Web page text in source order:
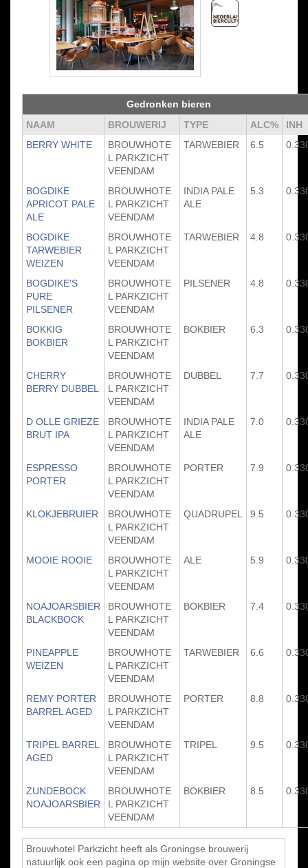
Gedronken bieren
NAAM
BROUWERIJ TYPE ALC%
INH
BERRY WHITE
BROUWHOTE
L PARKZICHT
VEENDAM
TARWEBIER 6.5
BOGDIKE
APRICOT PALE
ALE
BROUWHOTE
L PARKZICHT
VEENDAM
INDIA PALE
ALE
5.3
BOGDIKE
TARWEBIER
WEIZEN
BROUWHOTE
L PARKZICHT
VEENDAM
TARWEBIER 4.8
BOGDIKE'S
PURE
PILSENER
BROUWHOTE
L PARKZICHT
VEENDAM
PILSENER 4.8
BOKKIG
BOKBIER
BROUWHOTE
L PARKZICHT
VEENDAM
BOKBIER 6.3
CHERRY
BERRY DUBBEL
BROUWHOTE
L PARKZICHT
VEENDAM
DUBBEL 7.7
D OLLE GRIEZE
BRUT IPA
BROUWHOTE
L PARKZICHT
VEENDAM
INDIA PALE
ALE
7.0
ESPRESSO
PORTER
BROUWHOTE
L PARKZICHT
VEENDAM
PORTER 7.9
KLOKJEBRUIER
BROUWHOTE
L PARKZICHT
VEENDAM
QUADRUPEL 9.5
MOOIE ROOIE
BROUWHOTE
L PARKZICHT
VEENDAM
ALE 5.9
NOAJOARSBIER
BLACKBOCK
BROUWHOTE
L PARKZICHT
VEENDAM
BOKBIER 7.4
PINEAPPLE
WEIZEN
BROUWHOTE
L PARKZICHT
VEENDAM
TARWEBIER 6.6
REMY PORTER
BARREL AGED
BROUWHOTE
L PARKZICHT
VEENDAM
PORTER 8.8
TRIPEL BARREL
AGED
BROUWHOTE
L PARKZICHT
VEENDAM
TRIPEL 9.5
ZUNDEBOCK
NOAJOARSBIER
BROUWHOTE
L PARKZICHT
VEENDAM
BOKBIER 8.5
Brouwhotel Parkzicht heeft als Groningse brouwerij
natuurlijk ook een pagina op mijn website over Groningse